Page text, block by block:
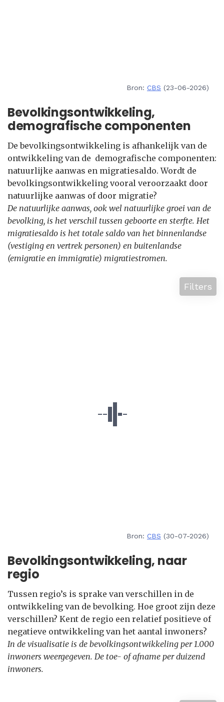
Bron: CBS (23-06-2026)
Bevolkingsontwikkeling,
demografische componenten
De bevolkingsontwikkeling is afhankelijk van de
ontwikkeling van de demografische componenten:
natuurlijke aanwas en migratiesaldo. Wordt de
bevolkingsontwikkeling vooral veroorzaakt door
natuurlijke aanwas of door migratie?
De natuurlijke aanwas, ook wel natuurlijke groei van de
bevolking, is het verschil tussen geboorte en sterfte. Het
migratiesaldo is het totale saldo van het binnenlandse
(vestiging en vertrek personen) en buitenlandse
(emigratie en immigratie) migratiestromen.
Filters
Bron: CBS (30-07-2026)
Bevolkingsontwikkeling, naar
regio
Tussen regio’s is sprake van verschillen in de
ontwikkeling van de bevolking. Hoe groot zijn deze
verschillen? Kent de regio een relatief positieve of
negatieve ontwikkeling van het aantal inwoners?
In de visualisatie is de bevolkingsontwikkeling per 1.000
inwoners weergegeven. De toe- of afname per duizend
inwoners.